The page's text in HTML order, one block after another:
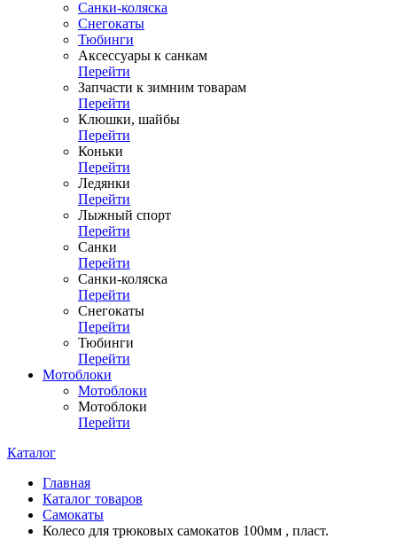
Санки-коляска
Снегокаты
Тюбинги
Аксессуары к санкам
Перейти
Запчасти к зимним товарам
Перейти
Клюшки, шайбы
Перейти
Коньки
Перейти
Ледянки
Перейти
Лыжный спорт
Перейти
Санки
Перейти
Санки-коляска
Перейти
Снегокаты
Перейти
Тюбинги
Перейти
Мотоблоки
Мотоблоки
Мотоблоки
Перейти
Каталог
Главная
Каталог товаров
Самокаты
Колесо для трюковых самокатов 100мм , пласт.